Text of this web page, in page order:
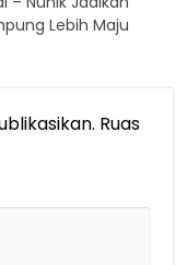
Lebih Maju
Ruas